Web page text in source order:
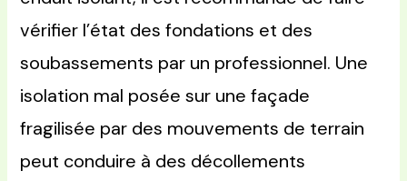
vérifier l’état des fondations et des
soubassements par un professionnel. Une
isolation mal posée sur une façade
fragilisée par des mouvements de terrain
peut conduire à des décollements